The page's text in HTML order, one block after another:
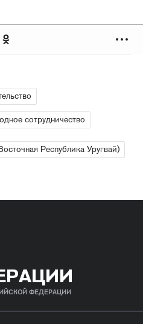
сотрудничество
Республика Уругвай)
ФЕДЕРАЦИИ